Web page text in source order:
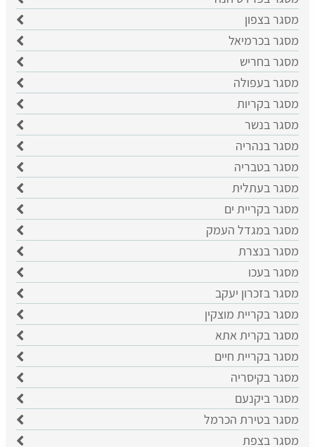
מסגר בצפון
מסגר בכרמיאל
מסגר בחריש
מסגר בעפולה
מסגר בקריות
מסגר בנשר
מסגר בנהריה
מסגר בטבריה
מסגר בעתלית
מסגר בקריית ים
מסגר במגדל העמק
מסגר בנצרת
מסגר בעכו
מסגר בזכרון יעקב
מסגר בקריית מוצקין
מסגר בקרית אתא
מסגר בקריית חיים
מסגר בקיסריה
מסגר ביקנעם
מסגר בטירת הכרמל
מסגר בצפת